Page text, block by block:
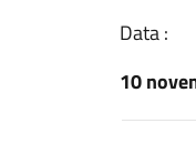
Data :
10